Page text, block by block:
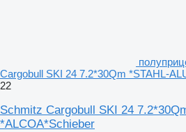
Cargobull SKI 24 7.2*30Qm *STAHL-
22
Schmitz Cargobull SKI 24
*ALCOA*Schieber